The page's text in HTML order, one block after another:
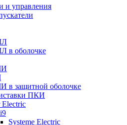
и управления
в оболочке
в защитной оболочке
ПКИ
Electric
Systeme Electric